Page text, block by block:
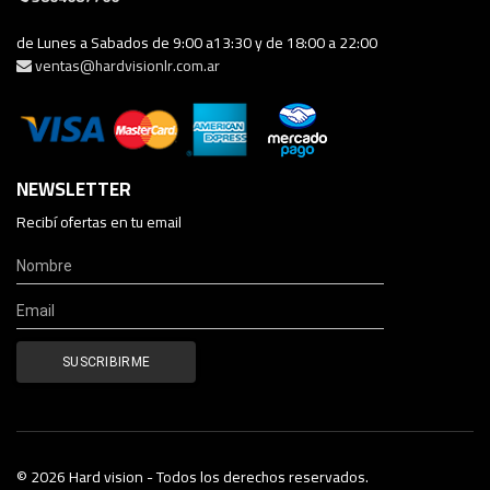
de Lunes a Sabados de 9:00 a13:30 y de 18:00 a 22:00
ventas@hardvisionlr.com.ar
NEWSLETTER
Recibí ofertas en tu email
© 2026 Hard vision - Todos los derechos reservados.